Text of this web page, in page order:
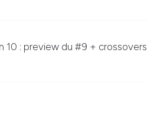
10 : preview du #9 + crossovers